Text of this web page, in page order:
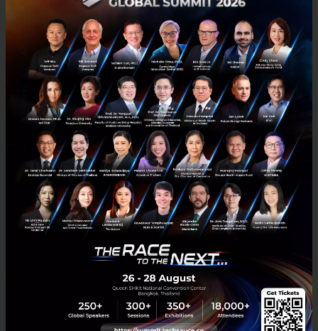
เป็น 'หัวใจหลัก' ที่ขับเคลื่อนเศรษฐกิจโลกไปแล...
มกราคม 22, 2026| ByTechsauce Team
Tech & Biz ai wef-2026 ประเทศจีน davos-2026
จีนคิดวิธีสกัดออกซิเจน น้ำ และเชื้อเพลิง จาก "ดินบนดวงจันทร์"